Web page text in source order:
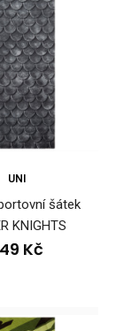
u..
UNI
šátek
KNIGHTS
Kč